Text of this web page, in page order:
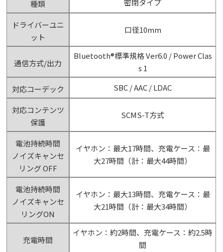
種類 密閉タイプ
ドライバーユニ
ット
口径10mm
通信方式/出力
Bluetooth®標準規格 Ver6.0 / Power Clas
s 1
対応コーデック
SBC / AAC / LDAC
対応コンテンツ
保護
SCMS-T方式
電池持続時間
ノイズキャンセ
リング OFF
イヤホン：最大17時間、充電ケース：最
大27時間（計：最大44時間）
電池持続時間
ノイズキャンセ
リングON
イヤホン：最大13時間、充電ケース：最
大21時間（計：最大34時間）
充電時間
イヤホン：約2時間、充電ケース：約2.5時
間